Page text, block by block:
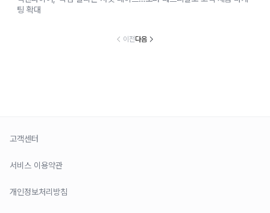
팅 확대
이전다음
고객센터
서비스 이용약관
개인정보처리방침